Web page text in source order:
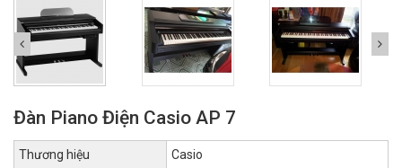
Đàn Piano Điện Casio AP 7
Thương hiệu
Casio